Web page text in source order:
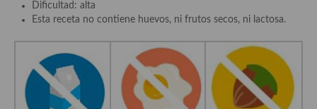
Quínoa
Pasta
Arroces Y fideuás
Legumbres y cereales
Dificultad: alta
Esta receta no contiene huevos, ni frutos secos, ni lactosa.